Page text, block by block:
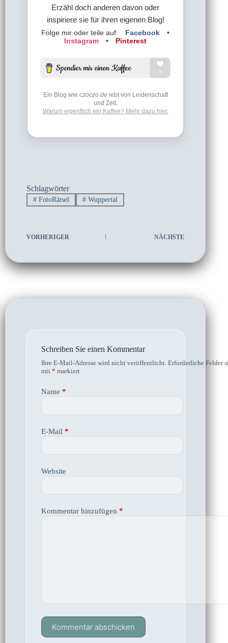
Erzähl doch anderen davon oder
inspiriere sie für ihren eigenen Blog!
Folge mir oder teile auf: Facebook
•
Instagram
• Pinterest
Ein Blog wie czoczo.delebt von Leidenschaft
und Zeit.
Warum eigentlich ein Kaffee? Mehr dazu hier.
Schlagwörter
#FotoRätsel #Wuppertal
VORHERIGER NÄCHSTE
Schreiben Sie einen Kommentar
Ihre E-Mail-Adresse wird nicht veröffentlicht. Erforderliche Felder
mit * markiert
Name *
E-Mail *
Website
Kommentar hinzufügen *
Kommentar abschicken